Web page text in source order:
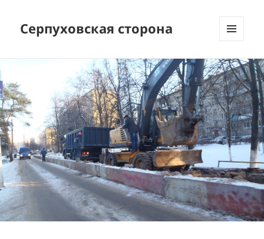
Серпуховская сторона
ВИДЖЕТЫ